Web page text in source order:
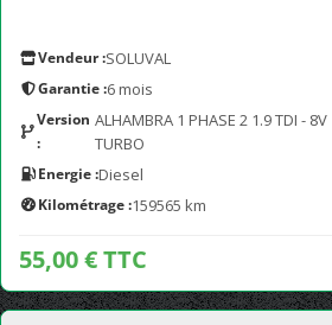
Vendeur :SOLUVAL
Garantie :6 mois
Version
:
ALHAMBRA 1 PHASE 2 1.9 TDI - 8V
TURBO
Energie :Diesel
Kilométrage :159565 km
55,00 € TTC